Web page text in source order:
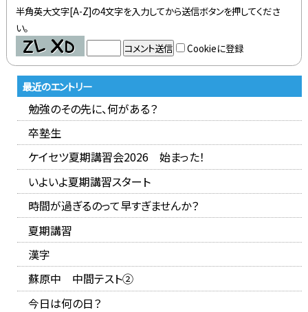
半角英大文字[A-Z]の4文字を入力してから送信ボタンを押してくださ
い。
Cookieに登録
最近のエントリー
勉強のその先に、何がある？
卒塾生
ケイセツ夏期講習会2026 始まった！
いよいよ夏期講習スタート
時間が過ぎるのって早すぎませんか？
夏期講習
漢字
蘇原中 中間テスト②
今日は何の日？